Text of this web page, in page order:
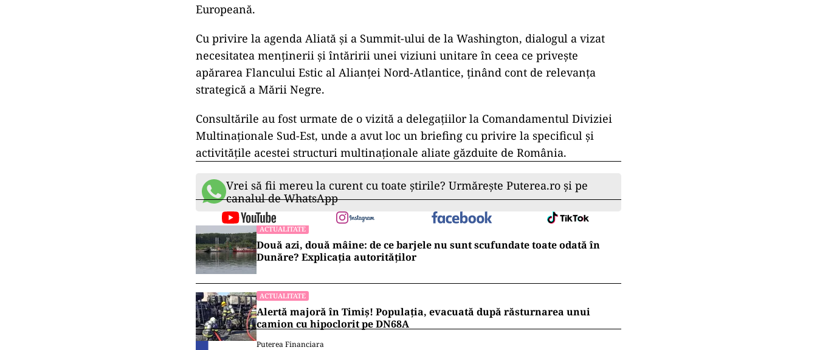
Europeană.
Cu privire la agenda Aliată și a Summit-ului de la Washington, dialogul a vizat
necesitatea menținerii și întăririi unei viziuni unitare în ceea ce privește
apărarea Flancului Estic al Alianței Nord-Atlantice, ţinând cont de relevanța
strategică a Mării Negre.
Consultările au fost urmate de o vizită a delegațiilor la Comandamentul Diviziei
Multinaționale Sud-Est, unde a avut loc un briefing cu privire la specificul și
activitățile acestei structuri multinaționale aliate găzduite de România.
Vrei să fii mereu la curent cu toate știrile? Urmărește Puterea.ro și pe
canalul de WhatsApp
ACTUALITATE
Două azi, două mâine: de ce barjele nu sunt scufundate toate odată în
Dunăre? Explicația autorităților
ACTUALITATE
Alertă majoră în Timiș! Populația, evacuată după răsturnarea unui
camion cu hipoclorit pe DN68A
Puterea Financiara